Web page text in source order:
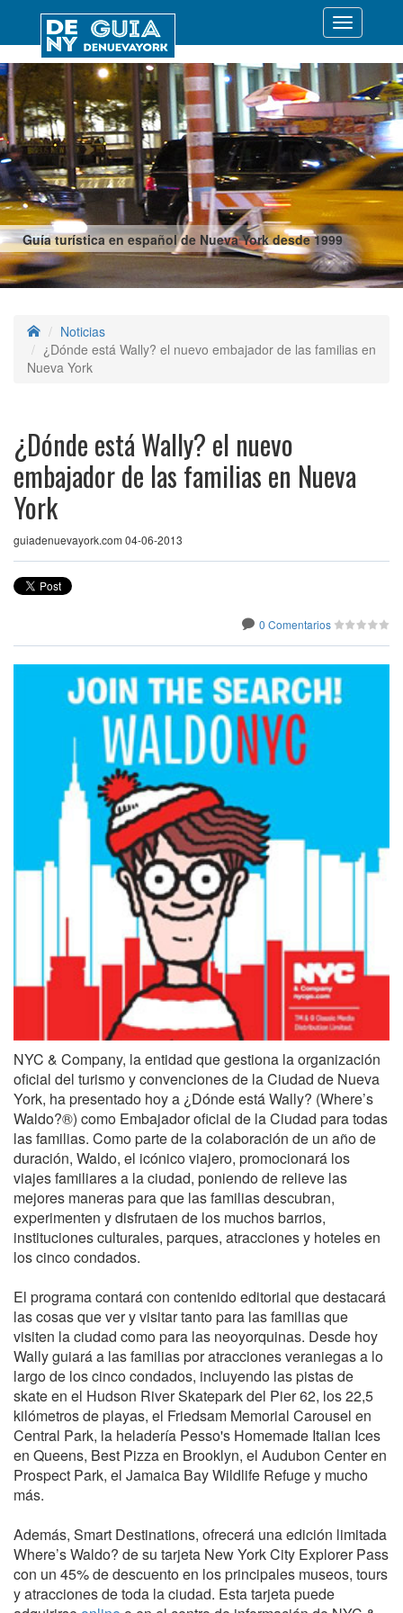
Guía turística en español de Nueva York desde 1999
Desplegar
Noticias
¿Dónde está Wally? el nuevo embajador de las familias en
Nueva York
¿Dónde está Wally? el nuevo
embajador de las familias en Nueva
York
guiadenuevayork.com 04-06-2013
0 Comentarios
NYC & Company, la entidad que gestiona la organización
oficial del turismo y convenciones de la Ciudad de Nueva
York, ha presentado hoy a ¿Dónde está Wally? (Where’s
Waldo?®) como Embajador oficial de la Ciudad para todas
las familias. Como parte de la colaboración de un año de
duración, Waldo, el icónico viajero, promocionará los
viajes familiares a la ciudad, poniendo de relieve las
mejores maneras para que las familias descubran,
experimenten y disfrutaen de los muchos barrios,
instituciones culturales, parques, atracciones y hoteles en
los cinco condados.
El programa contará con contenido editorial que destacará
las cosas que ver y visitar tanto para las familias que
visiten la ciudad como para las neoyorquinas. Desde hoy
Wally guiará a las familias por atracciones veraniegas a lo
largo de los cinco condados, incluyendo las pistas de
skate en el Hudson River Skatepark del Pier 62, los 22,5
kilómetros de playas, el Friedsam Memorial Carousel en
Central Park, la heladería Pesso's Homemade Italian Ices
en Queens, Best Pizza en Brooklyn, el Audubon Center en
Prospect Park, el Jamaica Bay Wildlife Refuge y mucho
más.
Además, Smart Destinations, ofrecerá una edición limitada
Where’s Waldo? de su tarjeta New York City Explorer Pass
con un 45% de descuento en los principales museos, tours
y atracciones de toda la ciudad. Esta tarjeta puede